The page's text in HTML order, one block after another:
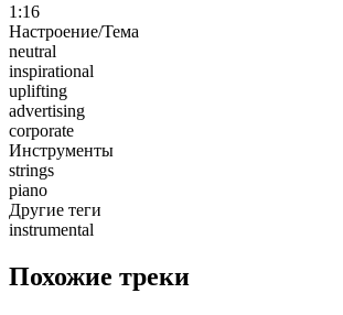
1:16
Настроение/Тема
neutral
inspirational
uplifting
advertising
corporate
Инструменты
strings
piano
Другие теги
instrumental
Похожие треки